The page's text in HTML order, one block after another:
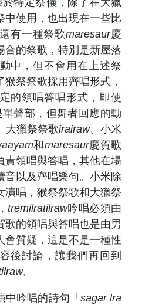
特定祭儀，除了在大獵
中使用，也出現在一些比
有一種祭歌maresaur慶
合的祭歌，特別是新屋落
中，但不會用在上述祭
祭祭歌採用齊唱形式，
的領唱答唱形式，即使
聲部，但舞者回應的動
大獵祭祭歌irairaw、小米
和maresaur慶賀歌
責領唱與答唱，其他在場
音以及齊唱樂句。小米除
演唱，猴祭祭歌和大獵祭
tremilratilraw吟唱必須由
歌的領唱與答唱也是由男
會質疑，這是不是一種性
後討論，讓我們再回到
。
吟唱的詩句「 sagar lra